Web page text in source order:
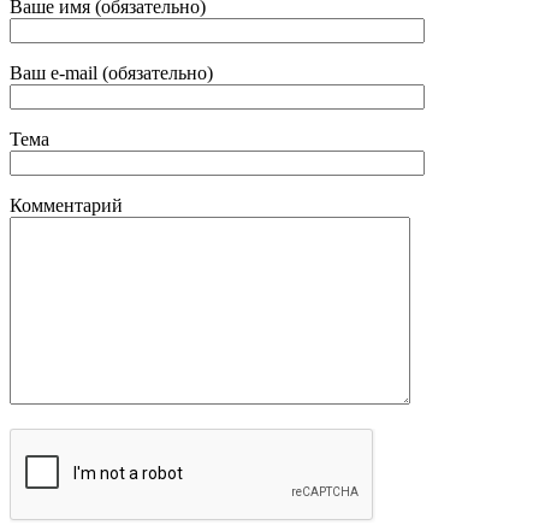
Ваше имя (обязательно)
Ваш e-mail (обязательно)
Тема
Комментарий